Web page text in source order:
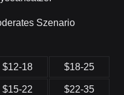
Szenario
$12-18 $18-25
$15-22 $22-35